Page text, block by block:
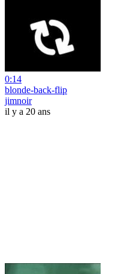
0:14
blonde-back-flip
jimnoir
il y a 20 ans